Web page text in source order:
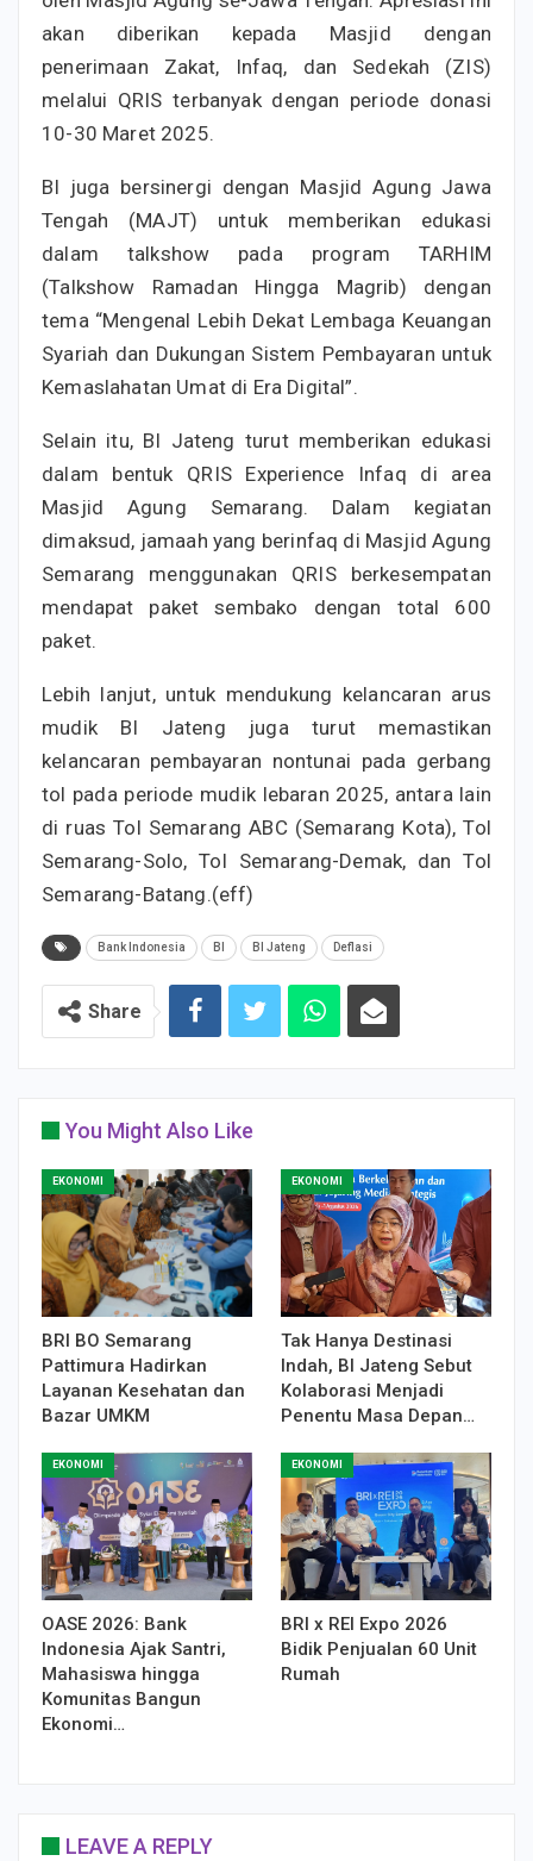
akan diberikan kepada Masjid dengan
penerimaan Zakat, Infaq, dan Sedekah (ZIS)
melalui QRIS terbanyak dengan periode donasi
10-30 Maret 2025.
BI juga bersinergi dengan Masjid Agung Jawa
Tengah (MAJT) untuk memberikan edukasi
dalam talkshow pada program TARHIM
(Talkshow Ramadan Hingga Magrib) dengan
tema “Mengenal Lebih Dekat Lembaga Keuangan
Syariah dan Dukungan Sistem Pembayaran untuk
Kemaslahatan Umat di Era Digital”.
Selain itu, BI Jateng turut memberikan edukasi
dalam bentuk QRIS Experience Infaq di area
Masjid Agung Semarang. Dalam kegiatan
dimaksud, jamaah yang berinfaq di Masjid Agung
Semarang menggunakan QRIS berkesempatan
mendapat paket sembako dengan total 600
paket.
Lebih lanjut, untuk mendukung kelancaran arus
mudik BI Jateng juga turut memastikan
kelancaran pembayaran nontunai pada gerbang
tol pada periode mudik lebaran 2025, antara lain
di ruas Tol Semarang ABC (Semarang Kota), Tol
Semarang-Solo, Tol Semarang-Demak, dan Tol
Semarang-Batang.(eff)
Bank Indonesia BI BI Jateng Deflasi
Share
You Might Also Like
EKONOMI
BRI BO Semarang
Pattimura Hadirkan
Layanan Kesehatan dan
Bazar UMKM
EKONOMI
Tak Hanya Destinasi
Indah, BI Jateng Sebut
Kolaborasi Menjadi
Penentu Masa Depan…
EKONOMI
OASE 2026: Bank
Indonesia Ajak Santri,
Mahasiswa hingga
Komunitas Bangun
Ekonomi…
EKONOMI
BRI x REI Expo 2026
Bidik Penjualan 60 Unit
Rumah
LEAVE A REPLY